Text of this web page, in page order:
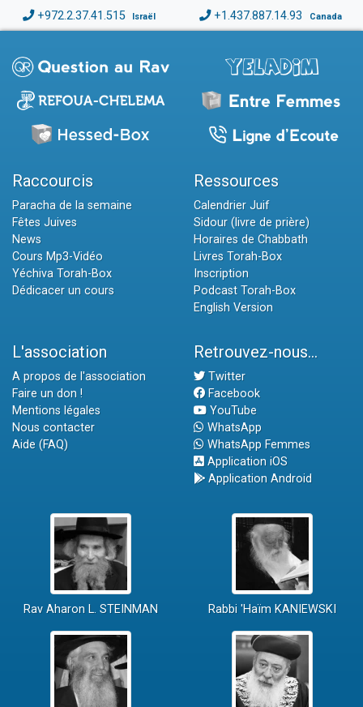
+972.2.37.41.515 Israël +1.437.887.14.93 Canada
Raccourcis
Paracha de la semaine
Fêtes Juives
News
Cours Mp3-Vidéo
Yéchiva Torah-Box
Dédicacer un cours
Ressources
Calendrier Juif
Sidour (livre de prière)
Horaires de Chabbath
Livres Torah-Box
Inscription
Podcast Torah-Box
English Version
L'association
A propos de l'association
Faire un don !
Mentions légales
Nous contacter
Aide (FAQ)
Retrouvez-nous...
Twitter
Facebook
YouTube
WhatsApp
WhatsApp Femmes
Application iOS
Application Android
Rav Aharon L. STEINMAN Rabbi 'Haïm KANIEWSKI